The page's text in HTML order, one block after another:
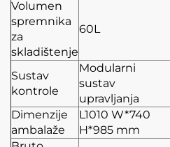
Volumen
spremnika
za
skladištenje
60L
Sustav
kontrole
Modularni
sustav
upravljanja
Dimenzije
ambalaže
L1010 W*740
H*985 mm